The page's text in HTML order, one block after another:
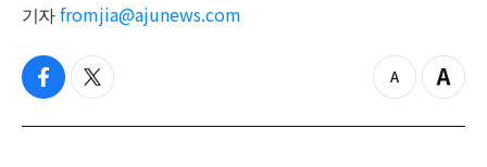
기자 fromjia@ajunews.com
f
c
t
i
z
o
Z
o